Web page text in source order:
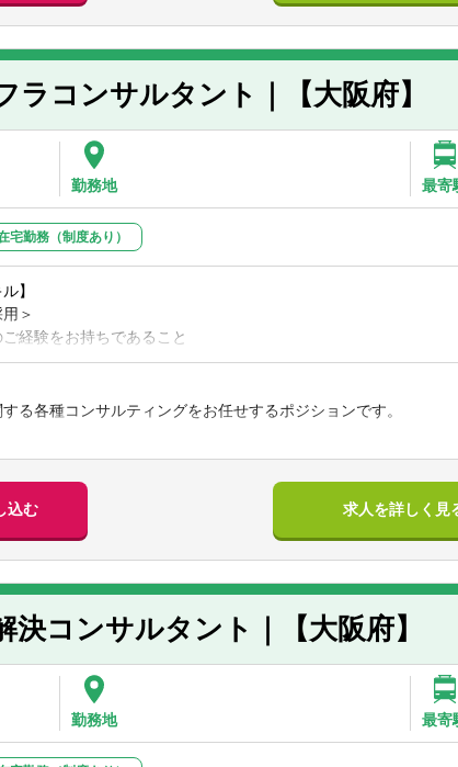
トがあり、多くのプロジェクトに関与し、幅広くコンサルタン
監査業務があり、監査業務を通じて、「中長期の目線」で課題
アント内部の理解」が必要となる監査業務が中長期での課題解
を構築しています。
的成果に執着するようになり、腰を据えて課題解決に取り組むこ
難しい中で、ストックビジネスである監査業務が財務的な基盤
阪・福岡を拠点に、全国一体で、事業部を運営しています。各
、日本全体に対して社会的インパクトを与えられる体制を整備す
計士だけでなく、中央省庁出身者、地方自治体出身者、コンサ
が中途入社しています。
メンバーを束ねプロジェクトマネジメントの中核を担い、地域
用＞
ル】
けるコンサルティング経験
部門）
部門）
ットし、自走できること
ちであり、その上で、経営的知見をお持ちである、もしくは、
幅広い知見をお持ちであること
的知見双方をお持ちで、独力で提案活動を実施できること
検討
務省、国土交通省等）における制度調査及び政策立案
イント】
料金収入の減少や、施設・管路等の老朽化に伴う更新投資の増
大など、上下水道事業を取り巻く経営環境は厳しさを増してい
スを持続可能なものとするため、各事業の実情を踏まえ、経営改
推進する必要があります
トーマツでは、上下水道事業を含む地方公営企業の経営戦略の
新技術の導入支援等の経営改善・経営の抜本的な改革に関する
・運営は国や地方の喫緊の課題であり、その課題解決に取り組ん
家集団による会計事務のアウトソーシングサービスもローンチ
パブリックセクター・ヘルスケア事業部で社会課題・地域課題
提として、「監査法人」には監査業務があり、監査業務を通じ
を構築しています
イアント内部の理解」が必要となる監査業務が中長期での課題
で中長期にわたりクライアントに寄り添うことができます
務の専従者は、同事業部の約30%を占めています。所属するメ
者、コンサルティング会社出身者、ITベンダー出身者、金融機
ラコンサルタント｜【大阪府】
勤務地 最寄
宅勤務（制度あり）
】
＞
経験をお持ちであること
ける、経理や経営計画策定の経験（3年以上）
経験（3年以上）
けるコンサルティング経験（5年以上）
用＞
ル】
けるコンサルティング経験
部門）
する各種コンサルティングをお任せするポジションです。
適用支援
営戦略策定・改定支援
検討
務省、国土交通省等）における制度調査及び政策立案
イント】
料金収入の減少や、施設・管路等の老朽化に伴う更新投資の増
大など、上下水道事業を取り巻く経営環境は厳しさを増してい
スを持続可能なものとするため、各事業の実情を踏まえ、経営改
推進する必要があります
込む 求人を詳しく見
決コンサルタント｜【大阪府】
勤務地 最寄